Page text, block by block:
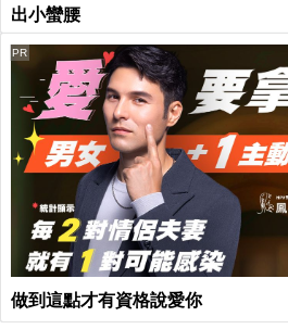
出小蠻腰
做到這點才有資格說愛你
PR